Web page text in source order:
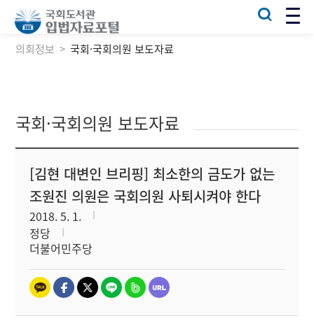
의회정보 국회·국회의원 보도자료
국회·국회의원 보도자료
[김현 대변인 브리핑] 최소한의 금도가 없는
조원진 의원은 국회의원 사퇴시켜야 한다
2018. 5. 1.
정당
더불어민주당